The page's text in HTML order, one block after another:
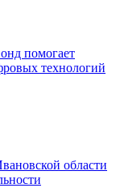
помогает
технологий
области